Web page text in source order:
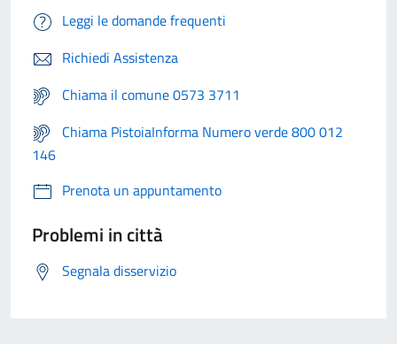
Leggi le domande frequenti
Richiedi Assistenza
Chiama il comune 0573 3711
Chiama PistoiaInforma Numero verde 800 012
146
Prenota un appuntamento
Problemi in città
Segnala disservizio